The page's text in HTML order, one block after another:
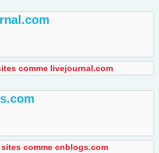
comme livejournal.com
sites comme cnblogs.com